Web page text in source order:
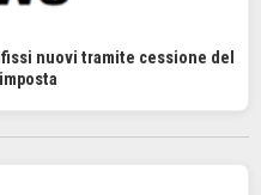
nuovi tramite cessione del